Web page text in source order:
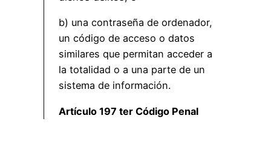
b) una contraseña de ordenador,
un código de acceso o datos
similares que permitan acceder a
la totalidad o a una parte de un
sistema de información.
Artículo 197 ter Código Penal